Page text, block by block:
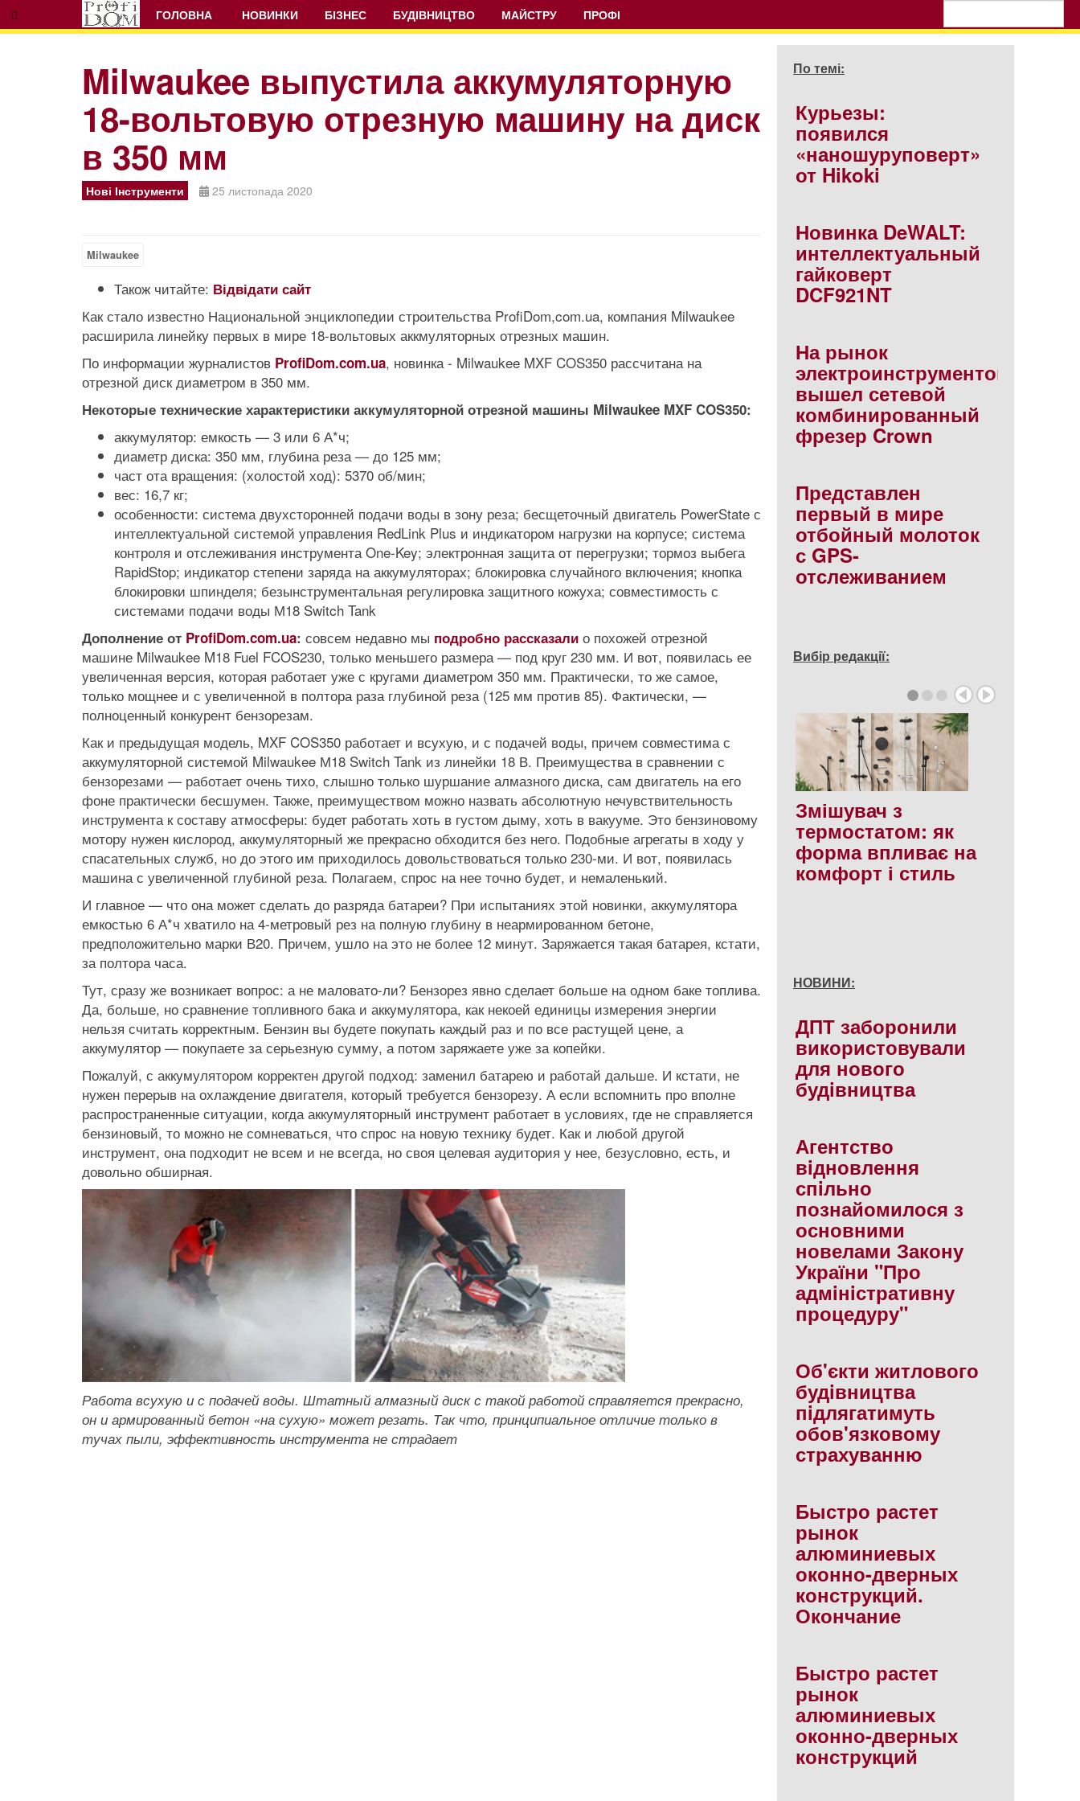
ГОЛОВНА НОВИНКИ БІЗНЕС БУДІВНИЦТВО МАЙСТРУ ПРОФІ
Milwaukee выпустила аккумуляторную
18-вольтовую отрезную машину на диск
в 350 мм
Нові Інструменти 25 листопада 2020
Milwaukee
Також читайте: Відвідати сайт
Как стало известно Национальной энциклопедии строительства ProfiDom,com.ua, компания Milwaukee
расширила линейку первых в мире 18-вольтовых аккмуляторных отрезных машин.
По информации журналистов ProfiDom.com.ua, новинка - Milwaukee MXF COS350 рассчитана на
отрезной диск диаметром в 350 мм.
Некоторые технические характеристики аккумуляторной отрезной машины Milwaukee MXF COS350:
аккумулятор: емкость — 3 или 6 А*ч;
диаметр диска: 350 мм, глубина реза — до 125 мм;
част ота вращения: (холостой ход): 5370 об/мин;
вес: 16,7 кг;
особенности: система двухсторонней подачи воды в зону реза; бесщеточный двигатель PowerState с
интеллектуальной системой управления RedLink Plus и индикатором нагрузки на корпусе; система
контроля и отслеживания инструмента One-Key; электронная защита от перегрузки; тормоз выбега
RapidStop; индикатор степени заряда на аккумуляторах; блокировка случайного включения; кнопка
блокировки шпинделя; безынструментальная регулировка защитного кожуха; совместимость с
системами подачи воды М18 Switch Tank
Дополнение от ProfiDom.com.ua: совсем недавно мы подробно рассказали о похожей отрезной
машине Milwaukee M18 Fuel FCOS230, только меньшего размера — под круг 230 мм. И вот, появилась ее
увеличенная версия, которая работает уже с кругами диаметром 350 мм. Практически, то же самое,
только мощнее и с увеличенной в полтора раза глубиной реза (125 мм против 85). Фактически, —
полноценный конкурент бензорезам.
Как и предыдущая модель, MXF COS350 работает и всухую, и с подачей воды, причем совместима с
аккумуляторной системой Milwaukee М18 Switch Tank из линейки 18 В. Преимущества в сравнении с
бензорезами — работает очень тихо, слышно только шуршание алмазного диска, сам двигатель на его
фоне практически бесшумен. Также, преимуществом можно назвать абсолютную нечувствительность
инструмента к составу атмосферы: будет работать хоть в густом дыму, хоть в вакууме. Это бензиновому
мотору нужен кислород, аккумуляторный же прекрасно обходится без него. Подобные агрегаты в ходу у
спасательных служб, но до этого им приходилось довольствоваться только 230‑ми. И вот, появилась
машина с увеличенной глубиной реза. Полагаем, спрос на нее точно бу­дет, и немаленький.
И главное — что она может сделать до разряда батареи? При испытаниях этой новинки, аккумулятора
емкостью 6 А*ч хватило на 4‑метровый рез на полную глубину в неармированном бетоне,
предположительно марки В20. Причем, ушло на это не более 12 минут. Заряжается такая батарея, кстати,
за полтора часа.
Тут, сразу же возникает вопрос: а не маловато-ли? Бензорез явно сделает больше на одном баке топлива.
Да, больше, но сравнение топливного бака и аккумулятора, как некоей единицы измерения энергии
нельзя считать корректным. Бензин вы будете покупать каждый раз и по все растущей цене, а
аккумулятор — покупаете за серьезную сумму, а потом заряжаете уже за копейки.
Пожалуй, с аккумулятором корректен другой подход: заменил батарею и работай дальше. И кстати, не
нужен перерыв на охлаждение двигателя, который требуется бензорезу. А если вспомнить про вполне
распространенные ситуации, когда аккумуляторный инструмент работает в условиях, где не справляется
бензиновый, то можно не сомневаться, что спрос на новую технику будет. Как и любой другой
инструмент, она подходит не всем и не всег­да, но своя целевая аудитория у нее, безусловно, есть, и
довольно обширная.
Работа всухую и с подачей воды. Штатный алмазный диск с такой работой справляется прекрасно,
он и армированный бетон «на сухую» может резать. Так что, принципиальное отличие только в
тучах пыли, эффективность инструмента не страдает
По темі:
Курьезы:
появился
«наношуруповерт»
от Hikoki
Новинка DeWALT:
интеллектуальный
гайковерт
DCF921NT
На рынок
электроинструментов
вышел сетевой
комбинированный
фрезер Crown
Представлен
первый в мире
отбойный молоток
с GPS-
отслеживанием
Вибір редакції:
PrevNext
Змішувач з
термостатом: як
форма впливає на
комфорт і стиль
НОВИНИ:
ДПТ заборонили
використовували
для нового
будiвництва
Агентство
вiдновлення
спiльно
познайомилося з
основними
новелами Закону
України "Про
адмiнiстративну
процедуру"
Об'єкти житлового
будiвництва
пiдлягатимуть
обов'язковому
страхуванню
Быстро растет
рынок
алюминиевых
оконно-дверных
конструкций.
Окончание
Быстро растет
рынок
алюминиевых
оконно-дверных
конструкций